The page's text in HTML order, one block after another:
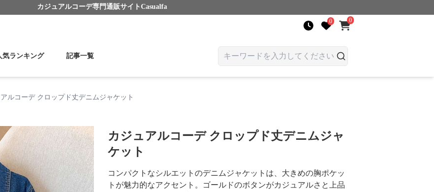
カジュアルコーデ専門通販サイト Casualfa
0 0
気ランキング 記事一覧
ルコーデ クロップド丈デニムジャケット
カジュアルコーデ クロップド丈デニムジャ
ケット
コンパクトなシルエットのデニムジャケットは、大きめの胸ポケッ
トが魅力的なアクセント。ゴールドのボタンがカジュアルさと上品